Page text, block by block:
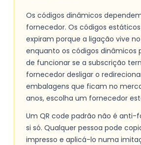
Os códigos dinâmicos
fornecedor. Os códigos
expiram porque a ligação vive
enquanto os códigos dinâmicos
de funcionar se a subscrição
fornecedor desligar o
embalagens que ficam no
anos, escolha um fornecedor
Um QR code padrão não é anti-
si só. Qualquer pessoa pode
impresso e aplicá-lo numa